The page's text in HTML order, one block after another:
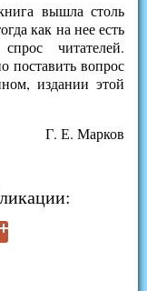
вышла столь
как на нее есть
читателей.
поставить вопрос
издании этой
Г. Е. Марков